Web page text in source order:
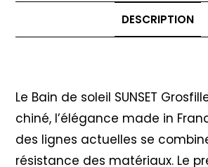
DESCRIPTION
Le Bain de soleil SUNSET
chiné, l’élégance made in
des lignes actuelles se
résistance des matériaux. Le